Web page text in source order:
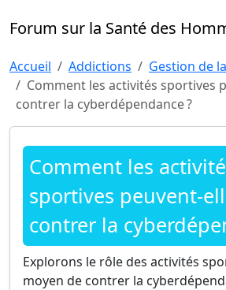
Forum sur la Santé des
Accueil Addictions
Gestion de
Comment les activités sportives
contrer la cyberdépendance ?
Comment les
sportives peuvent-
contrer la
Explorons le rôle des activités
moyen de contrer la